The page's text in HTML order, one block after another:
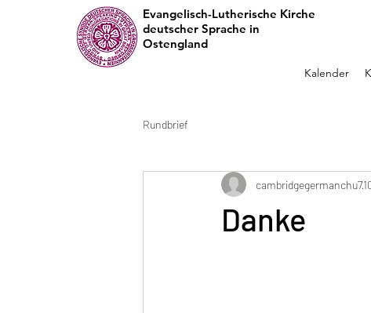
Evangelisch-Lutherische Kirche
deutscher Sprache in
Ostengland
Kalender
Rundbrief
Danke
cambridgegermanchu7